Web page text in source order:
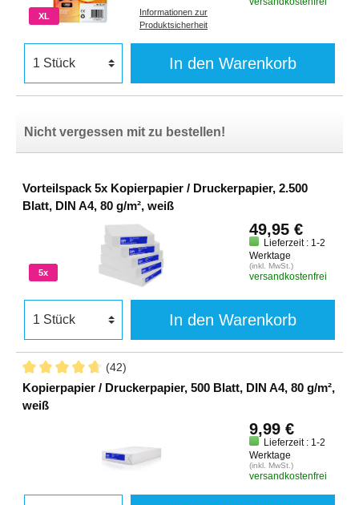
XL
Informationen zur
Produktsicherheit
In den Warenkorb
Nicht vergessen mit zu bestellen!
Vorteilspack 5x Kopierpapier / Druckerpapier, 2.500
Blatt, DIN A4, 80 g/m², weiß
5x
49,95 €
Lieferzeit : 1-2
Werktage
(inkl. MwSt.)
versandkostenfrei
In den Warenkorb
(42)
Kopierpapier / Druckerpapier, 500 Blatt, DIN A4, 80 g/m²,
weiß
9,99 €
Lieferzeit : 1-2
Werktage
(inkl. MwSt.)
versandkostenfrei